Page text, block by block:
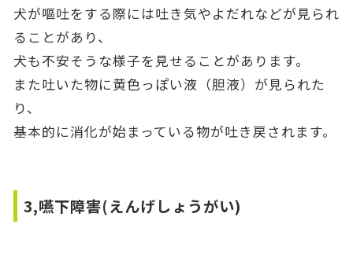
犬が嘔吐をする際には吐き気やよだれなどが見られ
ることがあり、
犬も不安そうな様子を見せることがあります。
また吐いた物に黄色っぽい液（胆液）が見られた
り、
基本的に消化が始まっている物が吐き戻されます。
3,嚥下障害(えんげしょうがい)